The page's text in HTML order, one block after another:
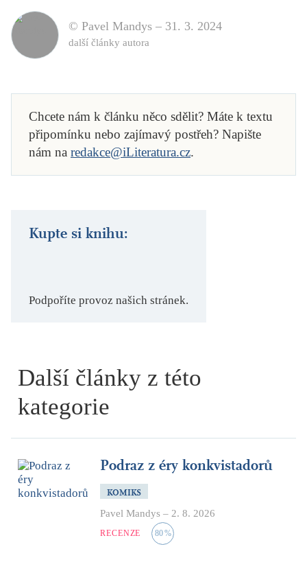
© Pavel Mandys – 31. 3. 2024
další články autora
Chcete nám k článku něco sdělit? Máte k textu
připomínku nebo zajímavý postřeh? Napište
nám na redakce@iLiteratura.cz.
Kupte si knihu:
Podpoříte provoz našich stránek.
Další články z této
kategorie
Podraz z éry konkvistadorů
KOMIKS
Pavel Mandys – 2. 8. 2026
RECENZE 80%